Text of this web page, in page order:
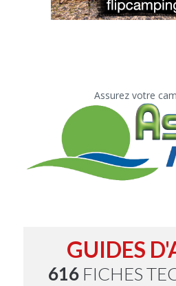
Assurez votre
GUIDES
616 FICHES